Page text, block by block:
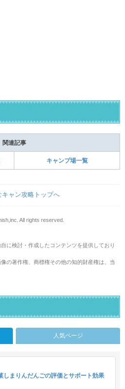
関連記事
キャンプ場一覧
キャン攻略トップへ
All rights reserved.
に検討・作成したコンテンツを提供しており
の著作権、商標権その他の知的財産権は、当
人気ページ
しまりんだんごの評価とサポート効果